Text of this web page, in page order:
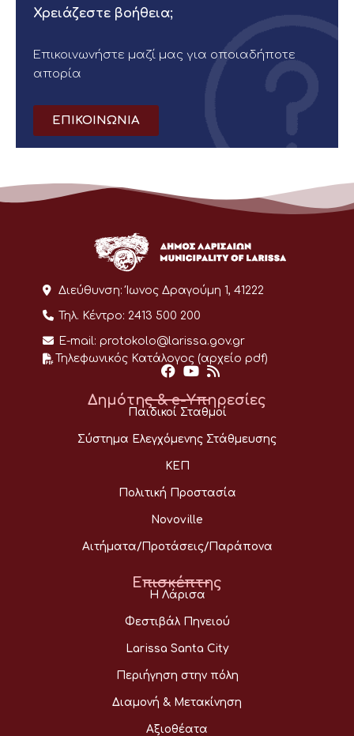
Χρειάζεστε βοήθεια;
Επικοινωνήστε μαζί μας για οποιαδήποτε
απορία
ΕΠΙΚΟΙΝΩΝΙΑ
Διεύθυνση: Ίωνος Δραγούμη 1, 41222
Τηλ. Κέντρο: 2413 500 200
E-mail: protokolo@larissa.gov.gr
Τηλεφωνικός Κατάλογος (αρχείο pdf)
Δημότης & e-Υπηρεσίες
Παιδικοί Σταθμοί
Σύστημα Ελεγχόμενης Στάθμευσης
ΚΕΠ
Πολιτική Προστασία
Novoville
Αιτήματα/Προτάσεις/Παράπονα
Επισκέπτης
Η Λάρισα
Φεστιβάλ Πηνειού
Larissa Santa City
Περιήγηση στην πόλη
Διαμονή & Μετακίνηση
Αξιοθέατα